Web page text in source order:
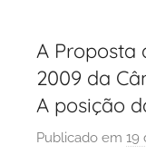
A Proposta
2009 da
A posição
Publicado em 19